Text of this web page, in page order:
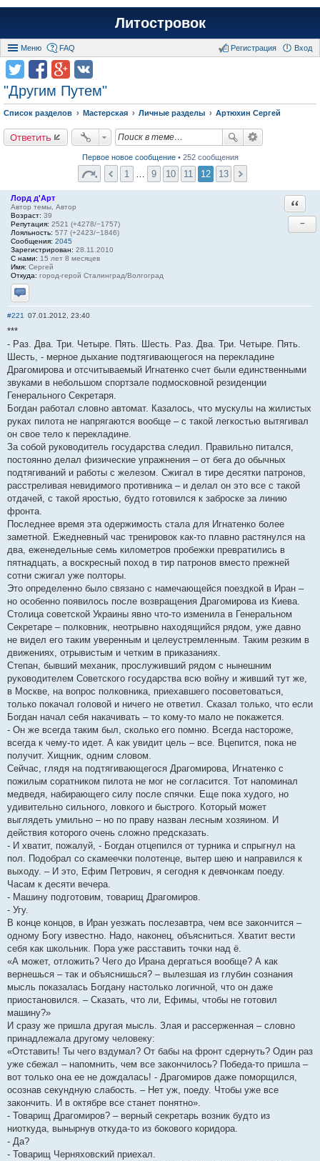
Литостровок
Меню FAQ Вход
Регистрация
"Другим Путем"
Список разделов Мастерская Личные разделы Артюхин Сергей
Ответить
Первое новое сообщение• 252 сообщения
1 9 10 11 12 13
Лорд д'Арт
Автор темы, Автор
Возраст: 39
Репутация: 2521 (+4278/−1757)
Лояльность: 577 (+2423/−1846)
Сообщения: 2045
Зарегистрирован: 28.11.2010
С нами: 15 лет 8 месяцев
Имя: Сергей
Откуда: город-герой Сталинград/Волгоград
Отправить личное сообщение
−
#221 07.01.2012, 23:40
***
- Раз. Два. Три. Четыре. Пять. Шесть. Раз. Два. Три. Четыре. Пять.
Шесть, - мерное дыхание подтягивающегося на перекладине
Драгомирова и отсчитываемый Игнатенко счет были единственными
звуками в небольшом спортзале подмосковной резиденции
Генерального Секретаря.
Богдан работал словно автомат. Казалось, что мускулы на жилистых
руках пилота не напрягаются вообще – с такой легкостью вытягивал
он свое тело к перекладине.
За собой руководитель государства следил. Правильно питался,
постоянно делал физические упражнения – от бега до обычных
подтягиваний и работы с железом. Сжигал в тире десятки патронов,
расстреливая невидимого противника – и делал он это все с такой
отдачей, с такой яростью, будто готовился к заброске за линию
фронта.
Последнее время эта одержимость стала для Игнатенко более
заметной. Ежедневный час тренировок как-то плавно растянулся на
два, еженедельные семь километров пробежки превратились в
пятнадцать, а воскресный поход в тир патронов вместо прежней
сотни сжигал уже полторы.
Это определенно было связано с намечающейся поездкой в Иран –
но особенно появилось после возвращения Драгомирова из Киева.
Столица советской Украины явно что-то изменила в Генеральном
Секретаре – полковник, неотрывно находящийся рядом, уже давно
не видел его таким уверенным и целеустремленным. Таким резким в
движениях, отрывистым и четким в приказаниях.
Степан, бывший механик, прослуживший рядом с нынешним
руководителем Советского государства всю войну и живший тут же,
в Москве, на вопрос полковника, приехавшего посоветоваться,
только покачал головой и ничего не ответил. Сказал только, что если
Богдан начал себя накачивать – то кому-то мало не покажется.
- Он же всегда таким был, сколько его помню. Всегда настороже,
всегда к чему-то идет. А как увидит цель – все. Вцепится, пока не
получит. Хищник, одним словом.
Сейчас, глядя на подтягивающегося Драгомирова, Игнатенко с
пожилым соратником пилота не мог не согласится. Тот напоминал
медведя, набирающего силу после спячки. Еще пока худого, но
удивительно сильного, ловкого и быстрого. Который может
выглядеть умильно – но по праву назван лесным хозяином. И
действия которого очень сложно предсказать.
- И хватит, пожалуй, - Богдан отцепился от турника и спрыгнул на
пол. Подобрал со скамеечки полотенце, вытер шею и направился к
выходу. – И это, Ефим Петрович, я сегодня к девчонкам поеду.
Часам к десяти вечера.
- Машину подготовим, товарищ Драгомиров.
- Угу.
В конце концов, в Иран уезжать послезавтра, чем все закончится –
одному Богу известно. Надо, наконец, объясниться. Хватит вести
себя как школьник. Пора уже расставить точки над ё.
«А может, отложить? Чего до Ирана дергаться вообще? А как
вернешься – так и объяснишься? – вылезшая из глубин сознания
мысль показалась Богдану настолько логичной, что он даже
приостановился. – Сказать, что ли, Ефимы, чтобы не готовил
машину?»
И сразу же пришла другая мысль. Злая и рассерженная – словно
принадлежала другому человеку:
«Отставить! Ты чего вздумал? От бабы на фронт сдернуть? Один раз
уже сбежал – напомнить, чем все закончилось? Победа-то пришла –
вот только она ее не дождалась! - Драгомиров даже поморщился,
осознав секундную слабость. – Нет уж, поеду. Чтобы уже все
закончить. И в октябре все станет понятно».
- Товарищ Драгомиров? – верный секретарь возник будто из
ниоткуда, вынырнув откуда-то из бокового коридора.
- Да?
- Товарищ Черняховский приехал.